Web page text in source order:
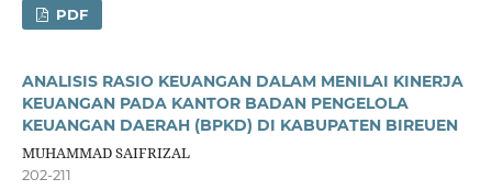
PDF
ANALISIS RASIO KEUANGAN DALAM MENILAI KINERJA
KEUANGAN PADA KANTOR BADAN PENGELOLA
KEUANGAN DAERAH (BPKD) DI KABUPATEN BIREUEN
MUHAMMAD SAIFRIZAL
202-211